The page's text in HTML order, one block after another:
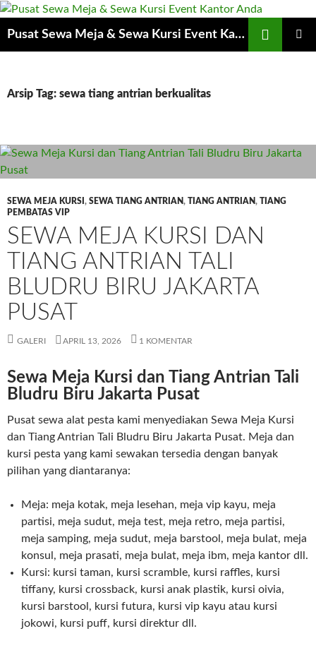
Pusat Sewa Meja & Sewa Kursi Event Kantor Anda
Arsip Tag: sewa tiang antrian berkualitas
SEWA MEJA KURSI , SEWA TIANG ANTRIAN, TIANG ANTRIAN, TIANG
PEMBATAS VIP
SEWA MEJA KURSI DAN
TIANG ANTRIAN TALI
BLUDRU BIRU JAKARTA
PUSAT
GALERI APRIL 13, 2026 1 KOMENTAR
Sewa Meja Kursi dan Tiang Antrian Tali
Bludru Biru Jakarta Pusat
Pusat sewa alat pesta kami menyediakan Sewa Meja Kursi
dan Tiang Antrian Tali Bludru Biru Jakarta Pusat. Meja dan
kursi pesta yang kami sewakan tersedia dengan banyak
pilihan yang diantaranya:
Meja: meja kotak, meja lesehan, meja vip kayu, meja
partisi, meja sudut, meja test, meja retro, meja partisi,
meja samping, meja sudut, meja barstool, meja bulat, meja
konsul, meja prasati, meja bulat, meja ibm, meja kantor dll.
Kursi: kursi taman, kursi scramble, kursi raffles, kursi
tiffany, kursi crossback, kursi anak plastik, kursi oivia,
kursi barstool, kursi futura, kursi vip kayu atau kursi
jokowi, kursi puff, kursi direktur dll.